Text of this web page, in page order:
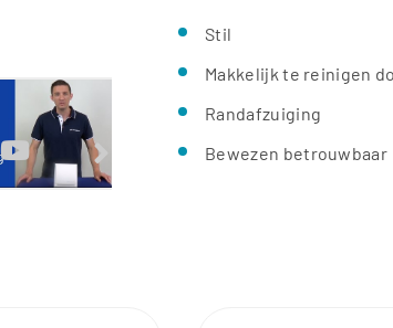
Stil
Makkelijk te reinigen
Randafzuiging
Bewezen betrouwbaar